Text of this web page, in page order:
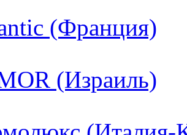
(Франция)
(Израиль)